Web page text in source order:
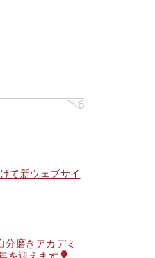
て新ウェブサイ
分磨きアカデミ